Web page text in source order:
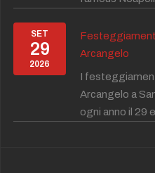
SET
29
2026
Arcangelo
I
Arcangelo a
ogni anno il 29